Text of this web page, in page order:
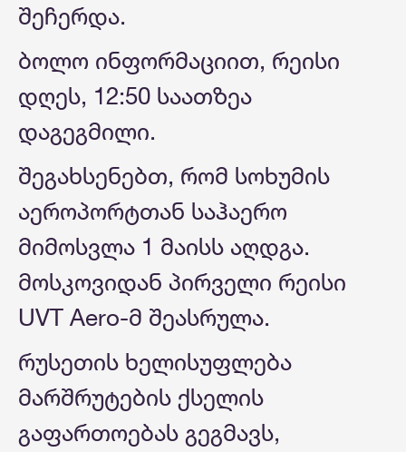
შეჩერდა.
ბოლო ინფორმაციით, რეისი
დღეს, 12:50 საათზეა
დაგეგმილი.
შეგახსენებთ, რომ სოხუმის
აეროპორტთან საჰაერო
მიმოსვლა 1 მაისს აღდგა.
მოსკოვიდან პირველი რეისი
UVT Aero-მ შეასრულა.
რუსეთის ხელისუფლება
მარშრუტების ქსელის
გაფართოებას გეგმავს,